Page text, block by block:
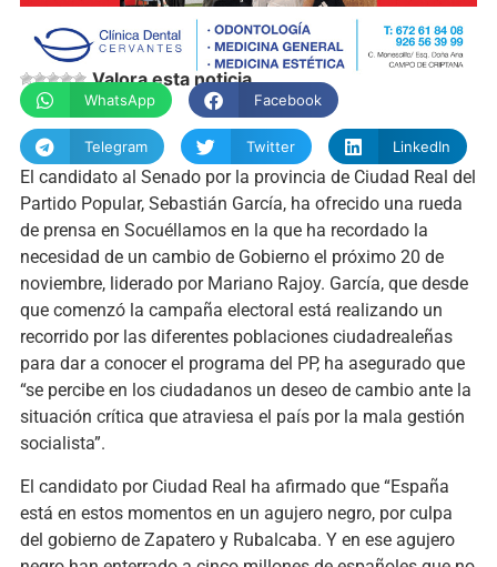
Valora esta noticia
WhatsApp Facebook
Telegram Twitter LinkedIn
El candidato al Senado por la provincia de Ciudad Real del
Partido Popular, Sebastián García, ha ofrecido una rueda
de prensa en Socuéllamos en la que ha recordado la
necesidad de un cambio de Gobierno el próximo 20 de
noviembre, liderado por Mariano Rajoy. García, que desde
que comenzó la campaña electoral está realizando un
recorrido por las diferentes poblaciones ciudadrealeñas
para dar a conocer el programa del PP, ha asegurado que
“se percibe en los ciudadanos un deseo de cambio ante la
situación crítica que atraviesa el país por la mala gestión
socialista”.
El candidato por Ciudad Real ha afirmado que “España
está en estos momentos en un agujero negro, por culpa
del gobierno de Zapatero y Rubalcaba. Y en ese agujero